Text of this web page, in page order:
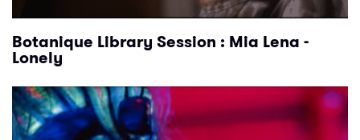
Botanique Library Session : Mia Lena -
Lonely